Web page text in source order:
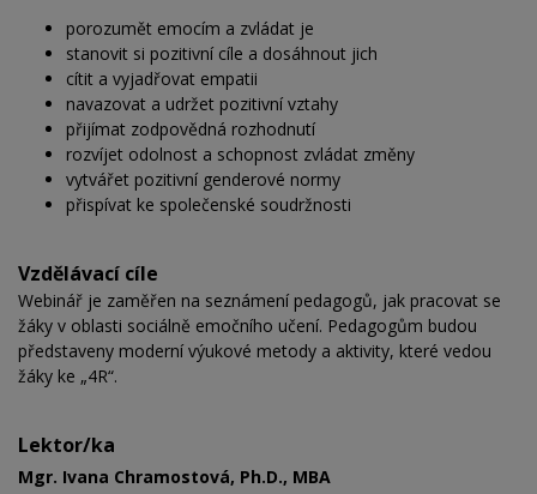
porozumět emocím a zvládat je
stanovit si pozitivní cíle a dosáhnout jich
cítit a vyjadřovat empatii
navazovat a udržet pozitivní vztahy
přijímat zodpovědná rozhodnutí
rozvíjet odolnost a schopnost zvládat změny
vytvářet pozitivní genderové normy
přispívat ke společenské soudržnosti
Vzdělávací cíle
Webinář je zaměřen na seznámení pedagogů, jak pracovat se
žáky v oblasti sociálně emočního učení. Pedagogům budou
představeny moderní výukové metody a aktivity, které vedou
žáky ke „4R“.
Lektor/ka
Mgr. Ivana Chramostová, Ph.D., MBA